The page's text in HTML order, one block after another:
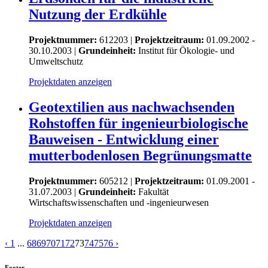
Nutzung der Erdkühle
Projektnummer: 612203 | Projektzeitraum: 01.09.2002 -
30.10.2003 | Grundeinheit: Institut für Ökologie- und
Umweltschutz
Projektdaten anzeigen
Geotextilien aus nachwachsenden
Rohstoffen für ingenieurbiologische
Bauweisen - Entwicklung einer
mutterbodenlosen Begrünungsmatte
Projektnummer: 605212 | Projektzeitraum: 01.09.2001 -
31.07.2003 | Grundeinheit: Fakultät
Wirtschaftswissenschaften und -ingenieurwesen
Projektdaten anzeigen
‹ 1 ... 68697071 7273747576 ›